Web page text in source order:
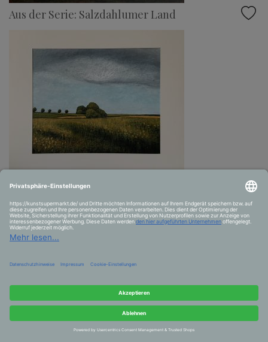
Aus der Serie: Salzdahlumer Land
”Zwischen Elm und Asse”, 2024